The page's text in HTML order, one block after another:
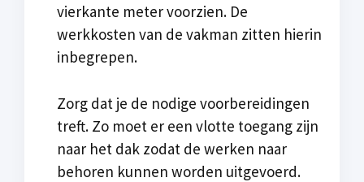
vierkante meter voorzien. De
werkkosten van de vakman zitten hierin
inbegrepen.
Zorg dat je de nodige voorbereidingen
treft. Zo moet er een vlotte toegang zijn
naar het dak zodat de werken naar
behoren kunnen worden uitgevoerd.